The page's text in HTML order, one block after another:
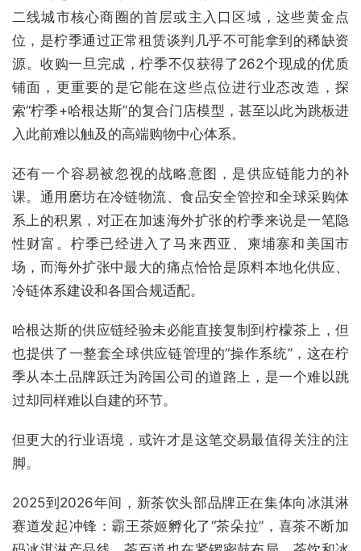
二线城市核心商圈的首层或主入口区域，这些黄金点
位，是柠季通过正常租赁谈判几乎不可能拿到的稀缺资
源。收购一旦完成，柠季不仅获得了262个现成的优质
铺面，更重要的是它能在这些点位进行业态改造，探
索“柠季+哈根达斯”的复合门店模型，甚至以此为跳板进
入此前难以触及的高端购物中心体系。
还有一个容易被忽视的战略意图，是供应链能力的补
课。通用磨坊在冷链物流、食品安全管控和全球采购体
系上的积累，对正在加速海外扩张的柠季来说是一笔隐
性财富。柠季已经进入了马来西亚、柬埔寨和美国市
场，而海外扩张中最大的痛点恰恰是原料本地化供应、
冷链体系建设和各国合规适配。
哈根达斯的供应链经验未必能直接复制到柠檬茶上，但
也提供了一整套全球供应链管理的“操作系统”，这在柠
季从本土品牌跃迁为跨国公司的道路上，是一个难以跳
过却同样难以自建的环节。
但更大的行业语境，或许才是这笔交易最值得关注的注
脚。
2025到2026年间，新茶饮头部品牌正在集体向冰淇淋
赛道发起冲锋：霸王茶姬孵化了“茶朵拉”，喜茶不断加